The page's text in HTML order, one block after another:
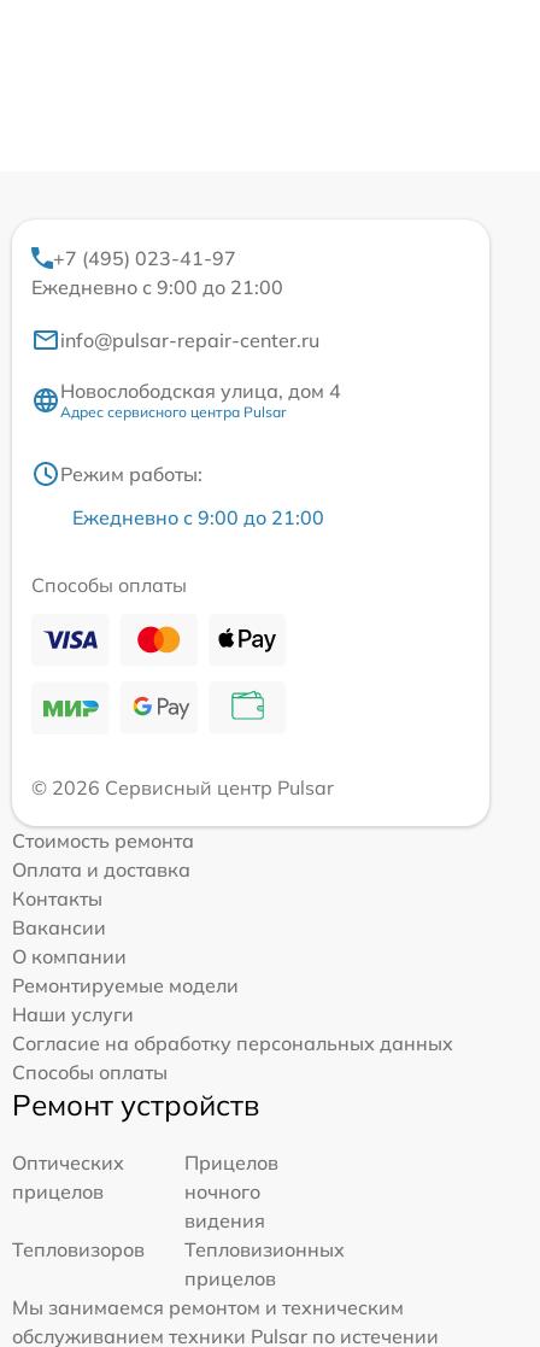
+7 (495) 023-41-97
Ежедневно с 9:00 до 21:00
info@pulsar-repair-center.ru
Новослободская улица, дом 4
Адрес сервисного центра Pulsar
Режим работы:
Ежедневно с 9:00 до 21:00
Способы оплаты
© 2026 Сервисный центр Pulsar
Стоимость ремонта
Оплата и доставка
Контакты
Вакансии
О компании
Ремонтируемые модели
Наши услуги
Согласие на обработку персональных данных
Способы оплаты
Ремонт устройств
Оптических
прицелов
Прицелов
ночного
видения
Тепловизоров
Тепловизионных
прицелов
Мы занимаемся ремонтом и техническим
обслуживанием техники Pulsar по истечении